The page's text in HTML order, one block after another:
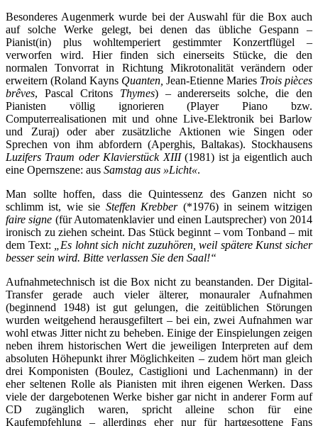
Besonderes Augenmerk wurde bei der Auswahl für die Box auch
auf solche Werke gelegt, bei denen das übliche Gespann –
Pianist(in) plus wohltemperiert gestimmter Konzertflügel –
verworfen wird. Hier finden sich einerseits Stücke, die den
normalen Tonvorrat in Richtung Mikrotonalität verändern oder
erweitern (Roland Kayns Quanten, Jean-Etienne Maries Trois pièces
brêves, Pascal Critons Thymes) – andererseits solche, die den
Pianisten völlig ignorieren (Player Piano bzw.
Computerrealisationen mit und ohne Live-Elektronik bei Barlow
und Zuraj) oder aber zusätzliche Aktionen wie Singen oder
Sprechen von ihm abfordern (Aperghis, Baltakas). Stockhausens
Luzifers Traum oder Klavierstück XIII(1981) ist ja eigentlich auch
eine Opernszene: aus Samstag aus »Licht«.
Man sollte hoffen, dass die Quintessenz des Ganzen nicht so
schlimm ist, wie sie Steffen Krebber(*1976) in seinem witzigen
faire signe (für Automatenklavier und einen Lautsprecher) von 2014
ironisch zu ziehen scheint. Das Stück beginnt – vom Tonband – mit
dem Text:
„Es lohnt sich nicht zuzuhören, weil spätere Kunst sicher
besser sein wird. Bitte verlassen Sie den Saal!“
Aufnahmetechnisch ist die Box nicht zu beanstanden. Der Digital-
Transfer gerade auch vieler älterer, monauraler Aufnahmen
(beginnend 1948) ist gut gelungen, die zeitüblichen Störungen
wurden weitgehend herausgefiltert – bei ein, zwei Aufnahmen war
wohl etwas Jitter nicht zu beheben. Einige der Einspielungen zeigen
neben ihrem historischen Wert die jeweiligen Interpreten auf dem
absoluten Höhepunkt ihrer Möglichkeiten – zudem hört man gleich
drei Komponisten (Boulez, Castiglioni und Lachenmann) in der
eher seltenen Rolle als Pianisten mit ihren eigenen Werken. Dass
viele der dargebotenen Werke bisher gar nicht in anderer Form auf
CD zugänglich waren, spricht alleine schon für eine
Kaufempfehlung – allerdings eher nur für hartgesottene Fans